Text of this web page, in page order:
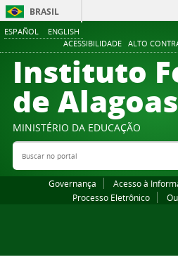
ESPAÑOL ENGLISH
ACESSIBILIDADE ALTO
BRASIL
Instituto
de Alagoas
MINISTÉRIO DA EDUCAÇÃO
Buscar no portal
Governança Acesso à
Processo Eletrônico